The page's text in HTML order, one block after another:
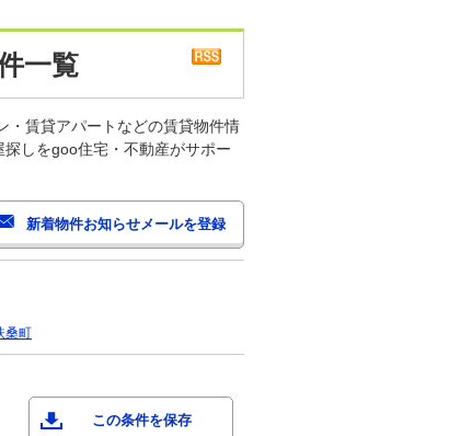
一覧
・賃貸アパートなどの賃貸物件情
しをgoo住宅・不動産がサポー
桑町
この条件を保存